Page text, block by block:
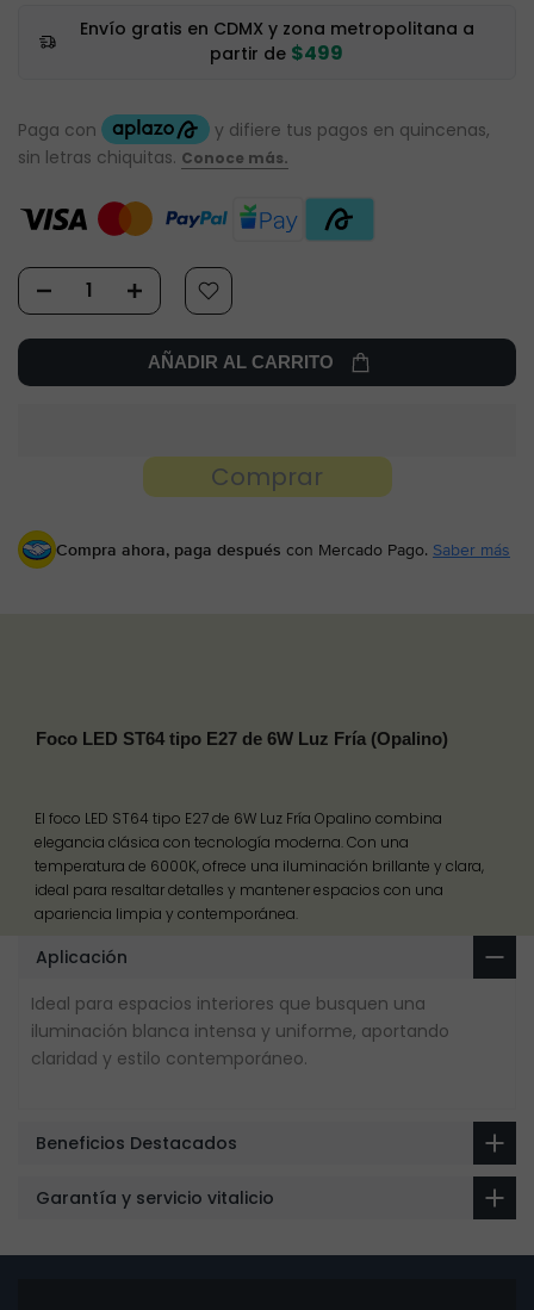
Envío gratis en CDMX y zona metropolitana a
partir de $499
AÑADIR AL CARRITO
Compra ahora, paga después con Mercado Pago. Saber más
Foco LED ST64 tipo E27 de 6W Luz Fría (Opalino)
El foco LED ST64 tipo E27 de 6W Luz Fría Opalino combina
elegancia clásica con tecnología moderna. Con una
temperatura de 6000K, ofrece una iluminación brillante y clara,
ideal para resaltar detalles y mantener espacios con una
apariencia limpia y contemporánea.
Aplicación
Ideal para espacios interiores que busquen una
iluminación blanca intensa y uniforme, aportando
claridad y estilo contemporáneo.
Beneficios Destacados
Garantía y servicio vitalicio